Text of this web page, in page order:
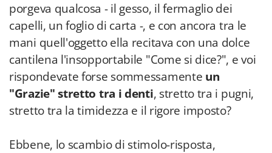
porgeva qualcosa - il gesso, il fermaglio dei
capelli, un foglio di carta -, e con ancora tra le
mani quell'oggetto ella recitava con una dolce
cantilena l'insopportabile "Come si dice?", e voi
rispondevate forse sommessamente un
"Grazie" stretto tra i denti, stretto tra i pugni,
stretto tra la timidezza e il rigore imposto?
Ebbene, lo scambio di stimolo-risposta,